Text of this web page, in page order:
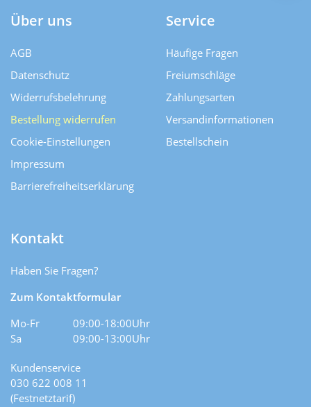
Über uns
AGB
Datenschutz
Widerrufsbelehrung
Bestellung widerrufen
Cookie-Einstellungen
Impressum
Barrierefreiheitserklärung
Service
Häufige Fragen
Freiumschläge
Zahlungsarten
Versand­informationen
Bestellschein
Kontakt
Haben Sie Fragen?
Zum Kontaktformular
Mo-Fr
09:00-18:00Uhr
Sa
09:00-13:00Uhr
Kundenservice
030 622 008 11
(Festnetztarif)